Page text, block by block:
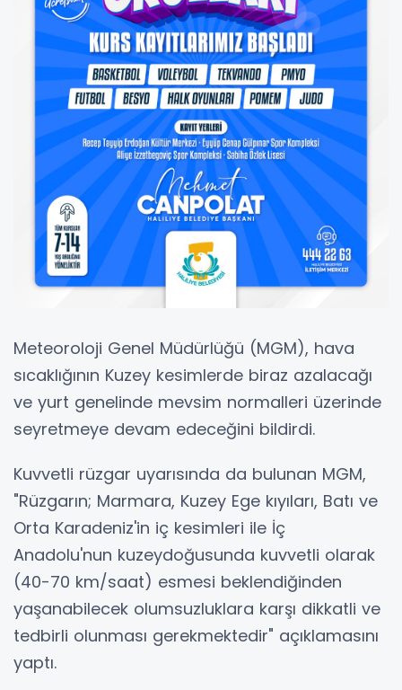
Meteoroloji Genel Müdürlüğü (MGM), hava
sıcaklığının Kuzey kesimlerde biraz azalacağı
ve yurt genelinde mevsim normalleri üzerinde
seyretmeye devam edeceğini bildirdi.
Kuvvetli rüzgar uyarısında da bulunan MGM,
"Rüzgarın; Marmara, Kuzey Ege kıyıları, Batı ve
Orta Karadeniz'in iç kesimleri ile İç
Anadolu'nun kuzeydoğusunda kuvvetli olarak
(40-70 km/saat) esmesi beklendiğinden
yaşanabilecek olumsuzluklara karşı dikkatli ve
tedbirli olunması gerekmektedir" açıklamasını
yaptı.